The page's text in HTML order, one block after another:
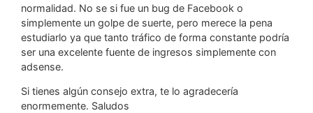
normalidad. No se si fue un bug de Facebook o
simplemente un golpe de suerte, pero merece la pena
estudiarlo ya que tanto tráfico de forma constante podría
ser una excelente fuente de ingresos simplemente con
adsense.
Si tienes algún consejo extra, te lo agradecería
enormemente. Saludos